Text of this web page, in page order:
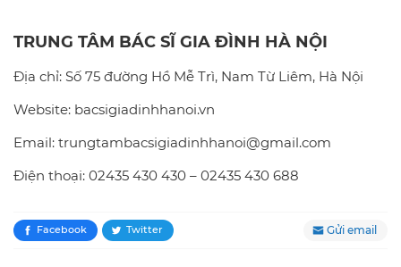
TRUNG TÂM BÁC SĨ GIA ĐÌNH HÀ NỘI
Địa chỉ: Số 75 đường Hồ Mễ Trì, Nam Từ Liêm, Hà Nội
Website: bacsigiadinhhanoi.vn
Email: trungtambacsigiadinhhanoi@gmail.com
Điện thoại: 02435 430 430 – 02435 430 688
Facebook Twitter Gửi email